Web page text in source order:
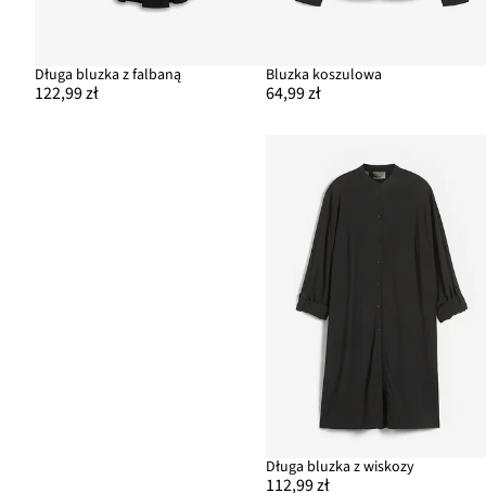
Długa bluzka z falbaną
122,99 zł
Bluzka koszulowa
64,99 zł
Długa bluzka z wiskozy
112,99 zł